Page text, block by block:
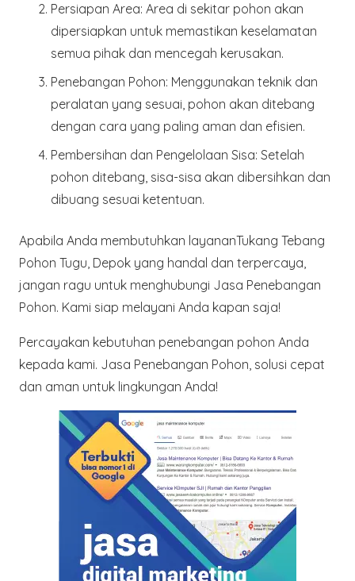
Persiapan Area: Area di sekitar pohon akan
dipersiapkan untuk memastikan keselamatan
semua pihak dan mencegah kerusakan.
Penebangan Pohon: Menggunakan teknik dan
peralatan yang sesuai, pohon akan ditebang
dengan cara yang paling aman dan efisien.
Pembersihan dan Pengelolaan Sisa: Setelah
pohon ditebang, sisa-sisa akan dibersihkan dan
dibuang sesuai ketentuan.
Apabila Anda membutuhkan layananTukang Tebang
Pohon Tugu, Depok yang handal dan terpercaya,
jangan ragu untuk menghubungi Jasa Penebangan
Pohon. Kami siap melayani Anda kapan saja!
Percayakan kebutuhan penebangan pohon Anda
kepada kami. Jasa Penebangan Pohon, solusi cepat
dan aman untuk lingkungan Anda!